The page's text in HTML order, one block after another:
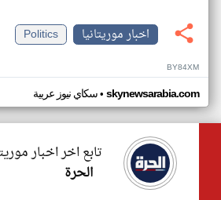
اخبار موريتانيا
Politics
BY84XM
سكاي نيوز عربية• skynewsarabia.com
تابع اخر اخبار
الحرة